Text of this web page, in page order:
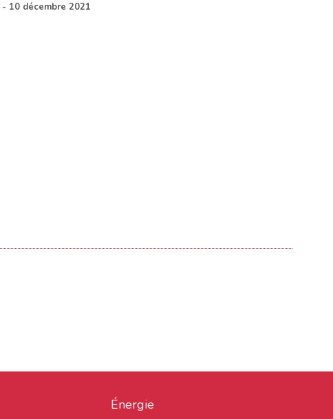
- 10 décembre 2021
Énergie